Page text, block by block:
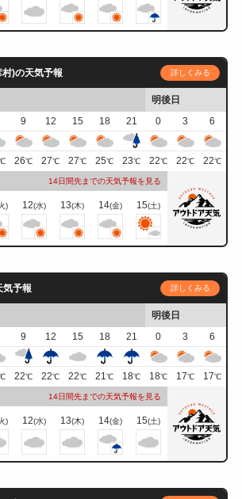
)の天気予報 詳しくみる
明後日
9 12 15 18 21 0 3
6
26℃ 27℃ 27℃ 25℃ 23℃ 22℃ 22℃ 22℃
14日間先までの天気予報を見る
) 12(水) 13(木) 14(金) 15(土)
気予報 詳しくみる
明後日
9 12 15 18 21 0 3
6
22℃ 22℃ 22℃ 21℃ 18℃ 18℃ 17℃ 17℃
14日間先までの天気予報を見る
) 12(水) 13(木) 14(金) 15(土)